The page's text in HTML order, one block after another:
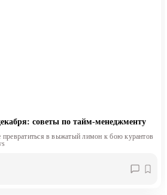
советы по тайм-менеджменту
превратиться в выжатый лимон к бою курантов